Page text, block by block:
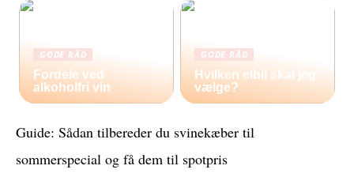
GODE RÅD
Fordele ved
alkoholfri vin
GODE RÅD
Hvilken elbil skal jeg
vælge?
Guide: Sådan tilbereder du svinekæber til
sommerspecial og få dem til spotpris